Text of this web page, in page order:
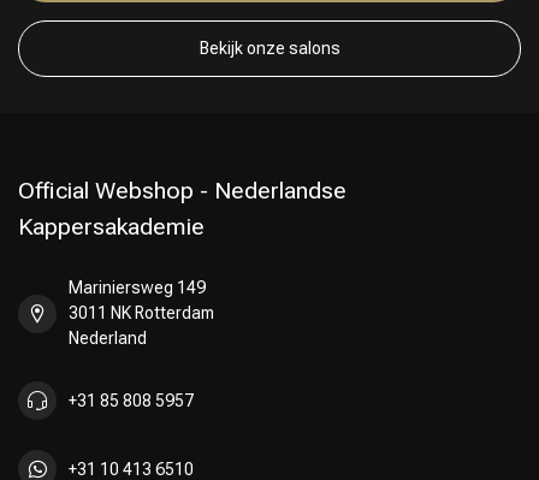
Bekijk onze salons
Official Webshop - Nederlandse
Kappersakademie
Mariniersweg 149
3011 NK Rotterdam
Nederland
+31 85 808 5957
+31 10 413 6510